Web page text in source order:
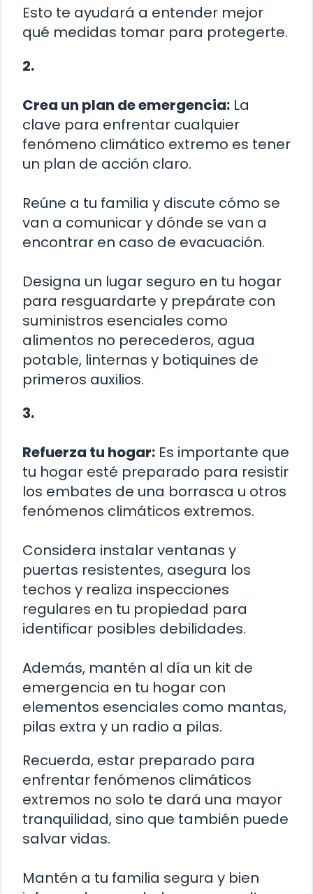
Esto te ayudará a entender mejor
qué medidas tomar para protegerte.
2.
Crea un plan de emergencia: La
clave para enfrentar cualquier
fenómeno climático extremo es tener
un plan de acción claro.
Reúne a tu familia y discute cómo se
van a comunicar y dónde se van a
encontrar en caso de evacuación.
Designa un lugar seguro en tu hogar
para resguardarte y prepárate con
suministros esenciales como
alimentos no perecederos, agua
potable, linternas y botiquines de
primeros auxilios.
3.
Refuerza tu hogar: Es importante que
tu hogar esté preparado para resistir
los embates de una borrasca u otros
fenómenos climáticos extremos.
Considera instalar ventanas y
puertas resistentes, asegura los
techos y realiza inspecciones
regulares en tu propiedad para
identificar posibles debilidades.
Además, mantén al día un kit de
emergencia en tu hogar con
elementos esenciales como mantas,
pilas extra y un radio a pilas.
Recuerda, estar preparado para
enfrentar fenómenos climáticos
extremos no solo te dará una mayor
tranquilidad, sino que también puede
salvar vidas.
Mantén a tu familia segura y bien